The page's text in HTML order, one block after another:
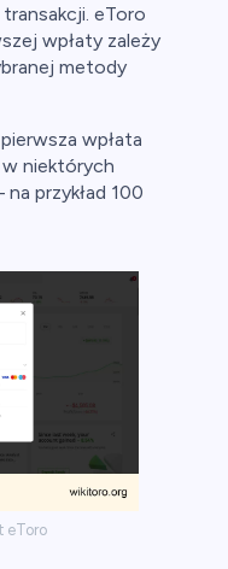
eToro
wpłaty zależy
metody
wpłata
w niektórych
przykład 100
eToro